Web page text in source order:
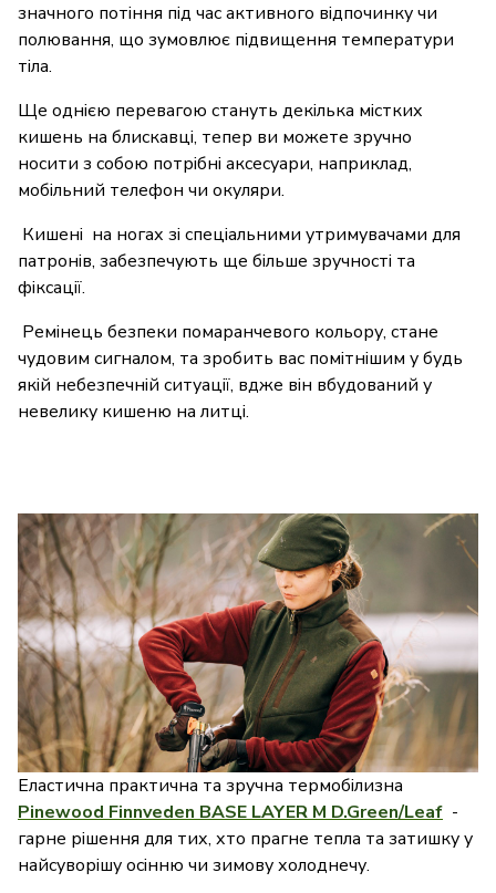
значного потіння під час активного відпочинку чи
полювання, що зумовлює підвищення температури
тіла.
Ще однією перевагою стануть декілька містких
кишень на блискавці, тепер ви можете зручно
носити з собою потрібні аксесуари, наприклад,
мобільний телефон чи окуляри.
Кишені на ногах зі спеціальними утримувачами для
патронів, забезпечують ще більше зручності та
фіксації.
Ремінець безпеки помаранчевого кольору, стане
чудовим сигналом, та зробить вас помітнішим у будь
якій небезпечній ситуації, вдже він вбудований у
невелику кишеню на литці.
Еластична практична та зручна термобілизна
Pinewood Finnveden BASE LAYER M D.Green/Leaf -
гарне рішення для тих, хто прагне тепла та затишку у
найсуворішу осінню чи зимову холоднечу.